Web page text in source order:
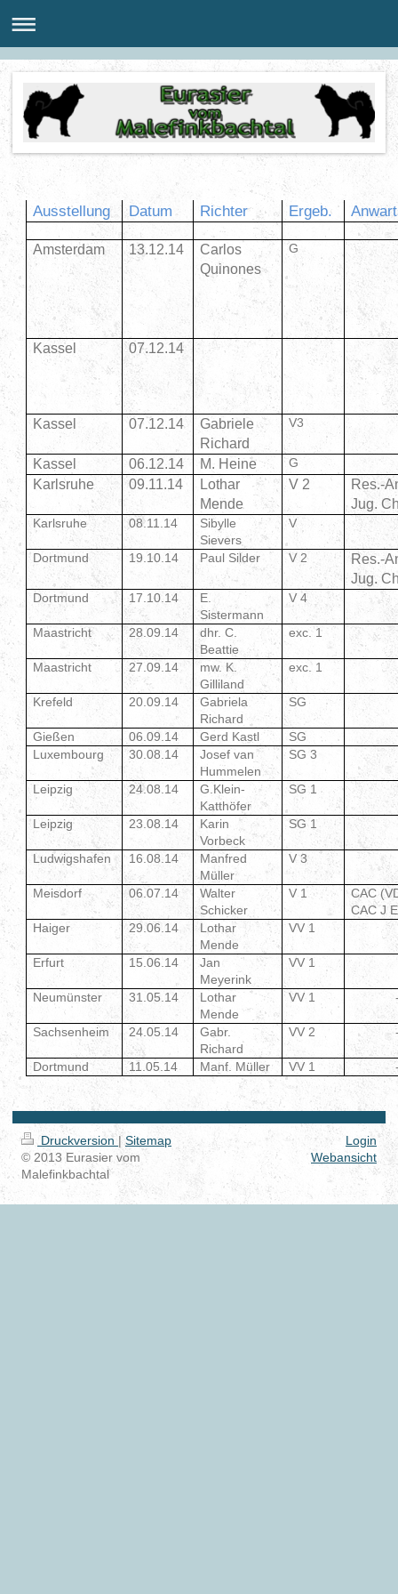
Ausstellung Datum Richter Ergeb.
Amsterdam 13.12.14
Carlos
Quinones
G
Kassel 07.12.14
Kassel 07.12.14
Gabriele
Richard
V3
Kassel 06.12.14 M. Heine G
Karlsruhe 09.11.14
Lothar
Mende
V 2
Res.-
Jug.
Karlsruhe 08.11.14
Sibylle
Sievers
V
Dortmund 19.10.14 Paul Silder V 2
Res.-
Jug.
Dortmund 17.10.14
E.
Sistermann
V 4
Maastricht 28.09.14
dhr. C.
Beattie
exc. 1
Maastricht 27.09.14
mw. K.
Gilliland
exc. 1
Krefeld 20.09.14
Gabriela
Richard
SG
Gießen 06.09.14 Gerd Kastl
SG
Luxembourg
30.08.14
Josef van
Hummelen
SG 3
Leipzig 24.08.14
G.Klein-
Katthöfer
SG 1
Leipzig 23.08.14
Karin
Vorbeck
SG 1
Ludwigshafen 16.08.14
Manfred
Müller
V 3
Meisdorf 06.07.14
Walter
Schicker
V 1
CAC
CAC J
Haiger
29.06.14
Lothar
Mende
VV 1
Erfurt 15.06.14
Jan
Meyerink
VV 1
Neumünster 31.05.14
Lothar
Mende
VV 1
Sachsenheim 24.05.14
Gabr.
Richard
VV 2
Dortmund 11.05.14 Manf. Müller VV 1
Druckversion | Sitemap
© 2013 Eurasier vom
Malefinkbachtal
Login
Webansicht